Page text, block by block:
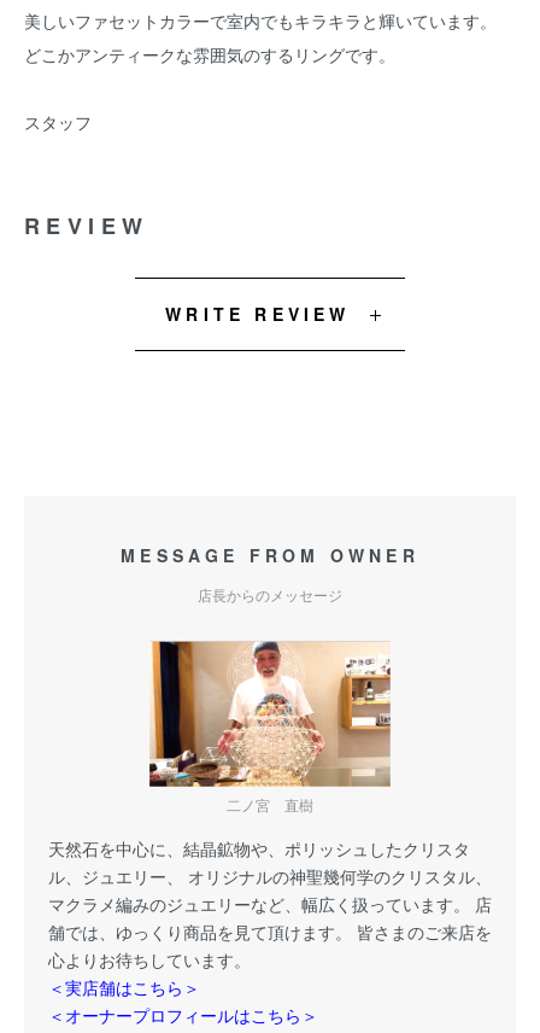
美しいファセットカラーで室内でもキラキラと輝いています。
どこかアンティークな雰囲気のするリングです。
スタッフ
REVIEW
WRITE REVIEW
MESSAGE FROM OWNER
店長からのメッセージ
二ノ宮 直樹
天然石を中心に、結晶鉱物や、ポリッシュしたクリスタ
ル、ジュエリー、 オリジナルの神聖幾何学のクリスタル、
マクラメ編みのジュエリーなど、幅広く扱っています。 店
舗では、ゆっくり商品を見て頂けます。 皆さまのご来店を
心よりお待ちしています。
＜実店舗はこちら＞
＜オーナープロフィールはこちら＞